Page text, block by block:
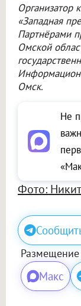
Организатор
«Западная
Партнёрами
Омской
Омск.
Не
Фото:
Макс